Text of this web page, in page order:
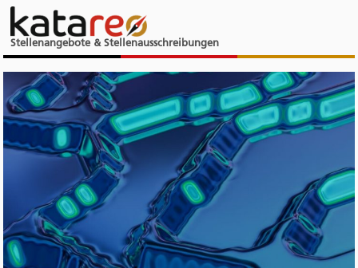
Stellenangebote & Stellenausschreibungen